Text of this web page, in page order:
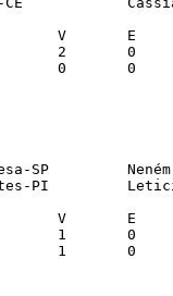
SP
PI